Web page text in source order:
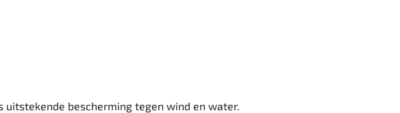
bescherming tegen wind en water.